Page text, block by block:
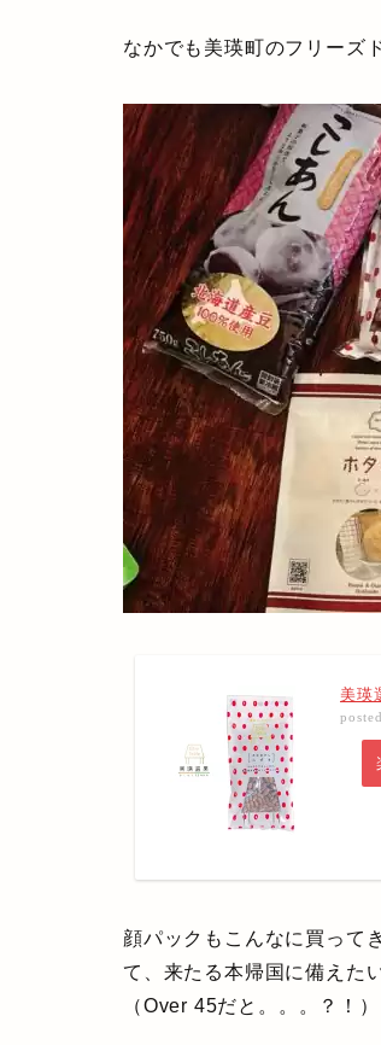
なかでも美瑛町のフリーズ
美瑛
顔パックもこんなに買って
て、来たる本帰国に備えた
（Over 45だと。。。？！）